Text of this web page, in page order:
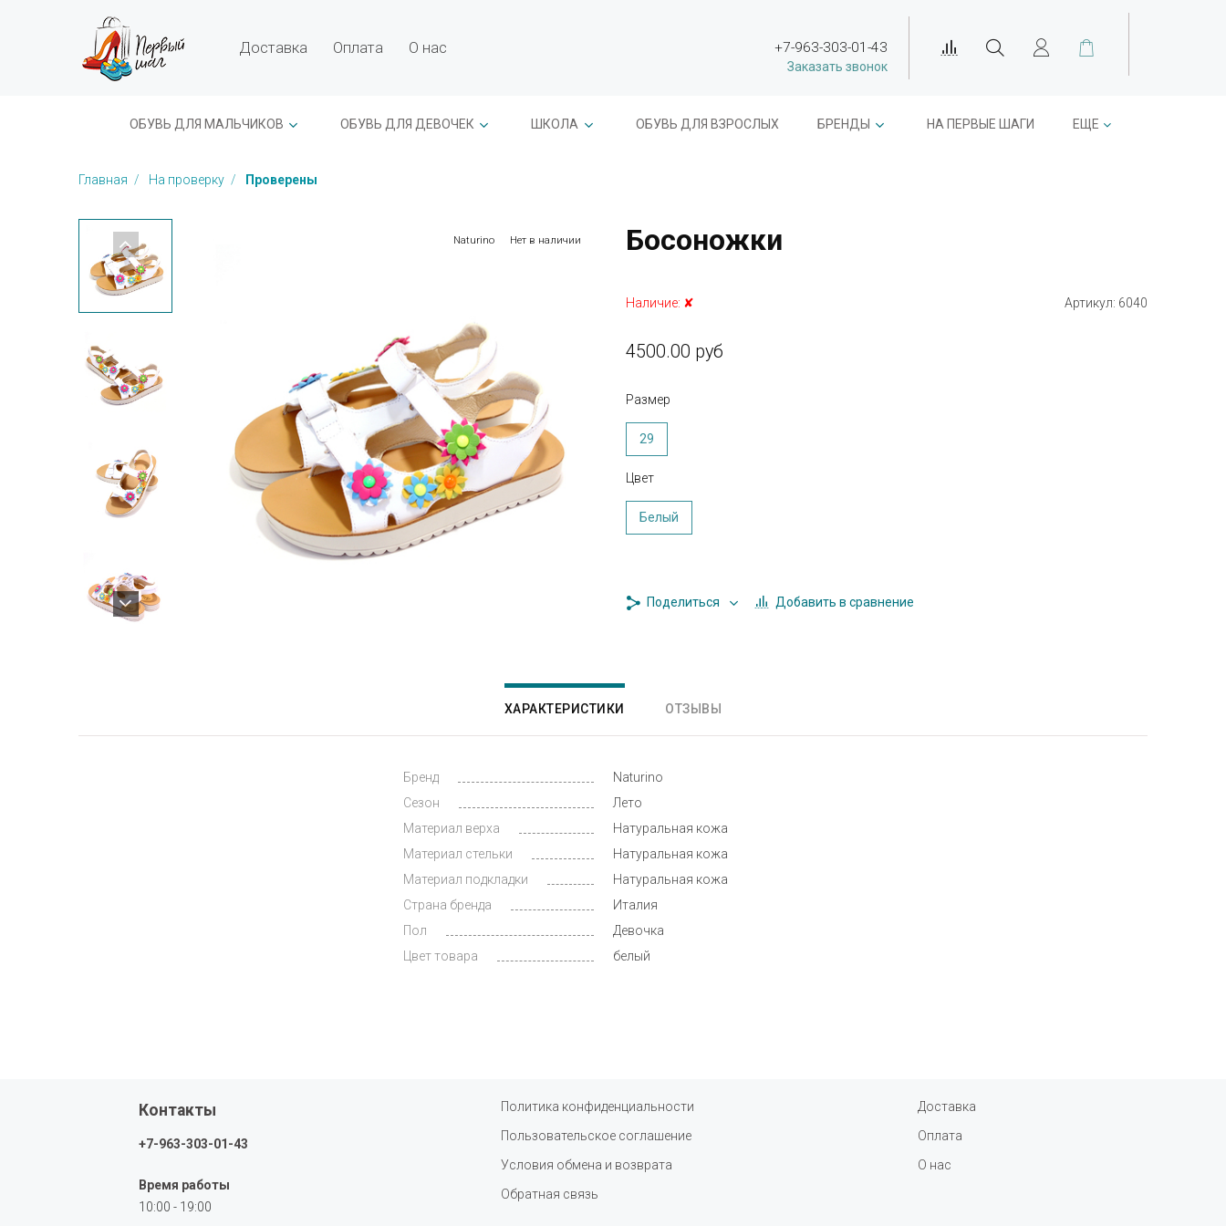
+7-963-303-01-43
Заказать звонок
Доставка Оплата О нас
ОБУВЬ ДЛЯ МАЛЬЧИКОВ ОБУВЬ ДЛЯ ДЕВОЧЕК ШКОЛА ОБУВЬ ДЛЯ ВЗРОСЛЫХ БРЕНДЫ НА ПЕРВЫЕ ШАГИ ЕЩЕ
Главная На проверку Проверены
Naturino Нет в наличии Босоножки
Наличие: ✘ Артикул: 6040
4500.00 руб
Размер
29
Цвет
Белый
Поделиться Добавить в сравнение
ХАРАКТЕРИСТИКИ ОТЗЫВЫ
Бренд
Naturino
Сезон
Лето
Материал верха
Натуральная кожа
Материал стельки
Натуральная кожа
Материал подкладки
Натуральная кожа
Страна бренда
Италия
Пол
Девочка
Цвет товара
белый
Политика конфиденциальности
Пользовательское соглашение
Условия обмена и возврата
Обратная связь
Доставка
Оплата
О нас
Контакты
+7-963-303-01-43
Время работы
10:00 - 19:00